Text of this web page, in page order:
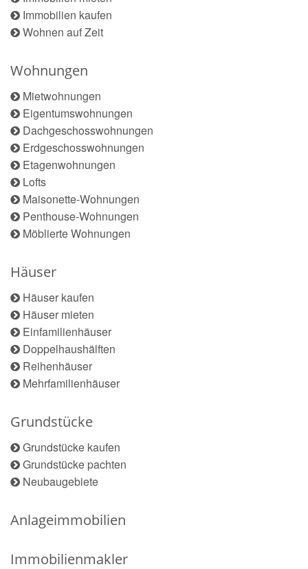
Immobilien kaufen
Wohnen auf Zeit
Wohnungen
Mietwohnungen
Eigentumswohnungen
Dachgeschosswohnungen
Erdgeschosswohnungen
Etagenwohnungen
Lofts
Maisonette-Wohnungen
Penthouse-Wohnungen
Möblierte Wohnungen
Häuser
Häuser kaufen
Häuser mieten
Einfamilienhäuser
Doppelhaushälften
Reihenhäuser
Mehrfamilienhäuser
Grundstücke
Grundstücke kaufen
Grundstücke pachten
Neubaugebiete
Anlageimmobilien
Immobilienmakler